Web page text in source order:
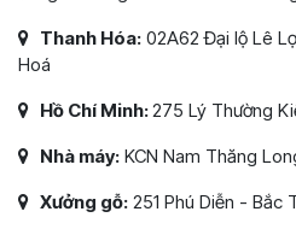
Thanh Hóa: 02A62 Đại lộ Lê
Hoá
Hồ Chí Minh:275 Lý Thường
Nhà máy: KCN Nam Thăng
Xưởng gỗ: 251 Phú Diễn - Bắc